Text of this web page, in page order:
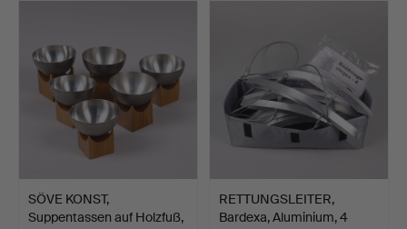
SÖVE KONST,
Suppentassen auf Holzfuß,
RETTUNGSLEITER,
Bardexa, Aluminium, 4